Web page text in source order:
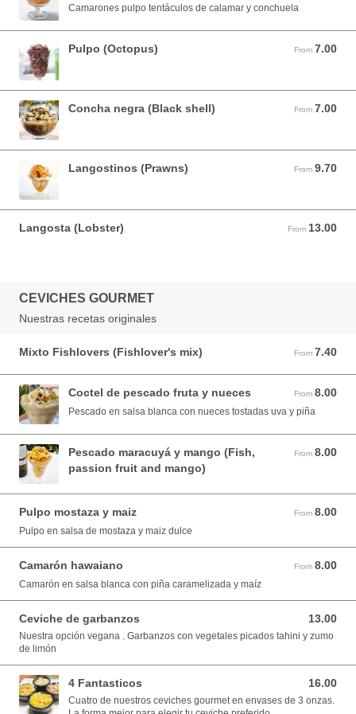
Camarones pulpo tentáculos de calamar y conchuela
Pulpo (Octopus) From 7.00
From 7.00 USD
Concha negra (Black shell) From 7.00
From 7.00 USD
Langostinos (Prawns) From 9.70
From 9.70 USD
Langosta (Lobster) From 13.00
From 13.00 USD
CEVICHES GOURMET
Nuestras recetas originales
Mixto Fishlovers (Fishlover's mix) From 7.40
From 7.40 USD
Coctel de pescado fruta y nueces From 8.00
From 8.00 USD
Pescado en salsa blanca con nueces tostadas uva y piña
Pescado maracuyá y mango (Fish,
passion fruit and mango)
From 8.00
From 8.00 USD
Pulpo mostaza y maiz From 8.00
From 8.00 USD
Pulpo en salsa de mostaza y maiz dulce
Camarón hawaiano From 8.00
From 8.00 USD
Camarón en salsa blanca con piña caramelizada y maíz
Ceviche de garbanzos 13.00
13.00 USD
Nuestra opción vegana . Garbanzos con vegetales picados tahini y zumo
de limón
4 Fantasticos 16.00
16.00 USD
Cuatro de nuestros ceviches gourmet en envases de 3 onzas.